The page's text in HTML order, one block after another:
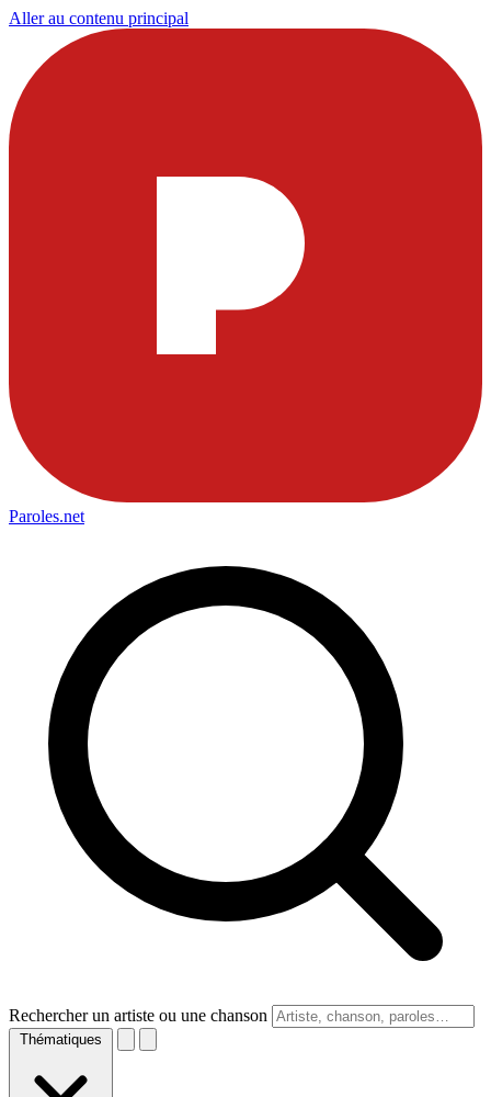
Aller au contenu principal
Paroles.net
Rechercher un artiste ou une chanson
Thématiques